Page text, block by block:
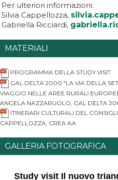
Per ulteriori informazioni:
Silvia Cappellozza,
Gabriella Ricciardi,
MATERIALI
PROGRAMMA DELLA STUDY VISIT
GAL DELTA 2000 "LA VIA DELLA
VIAGGIO NELLE AREE RURALI
ANGELA NAZZARUOLO, GAL DELTA
ITINERARI CULTURALI DEL
CAPPELLOZZA, CREA AA
GALLERIA FOTOGRAFICA